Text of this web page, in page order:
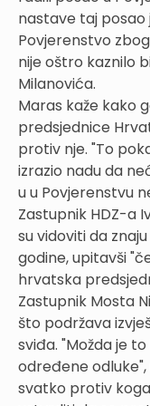
nastave taj posao
Povjerenstvo
nije oštro kaznilo
Milanovića.
Maras kaže kako
predsjednice
protiv nje. "To
izrazio nadu da
u u Povjerenstvu
Zastupnik HDZ-a
su vidoviti da
godine, upitavši
hrvatska
Zastupnik Mosta
što podržava
sviđa. "Možda je
određene
svatko protiv